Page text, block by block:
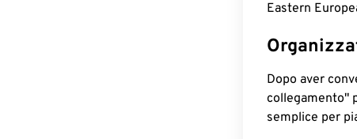
Eastern
Dopo aver
collegamento"
semplice per